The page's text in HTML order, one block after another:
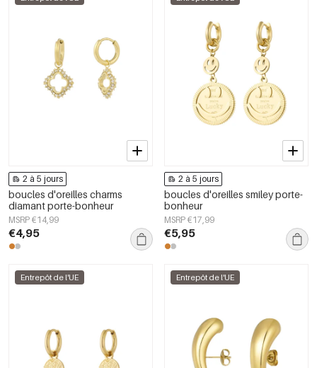
2 à 5 jours
boucles d'oreilles charms
diamant porte-bonheur
MSRP €14,99
€4,95
2 à 5 jours
boucles d'oreilles smiley porte-
bonheur
MSRP €17,99
€5,95
Entrepôt de l'UE Entrepôt de l'UE